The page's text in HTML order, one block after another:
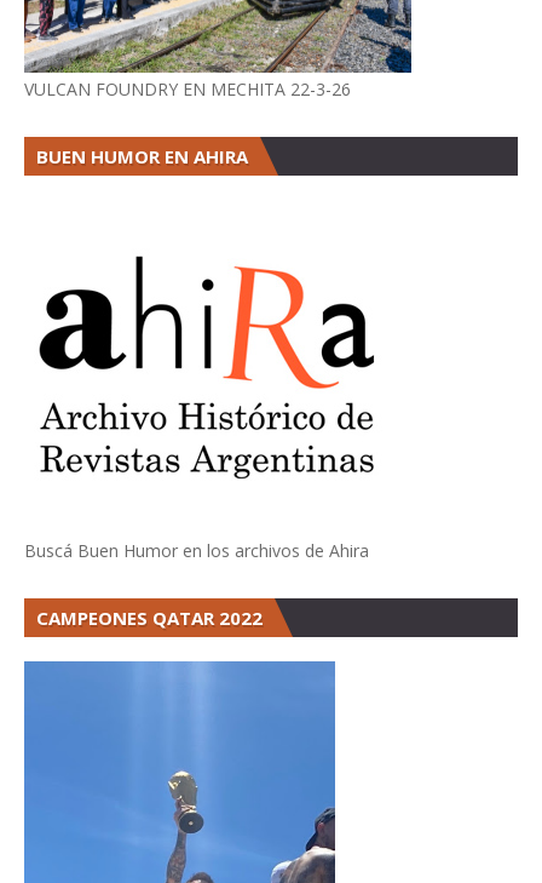
VULCAN FOUNDRY EN MECHITA 22-3-26
BUEN HUMOR EN AHIRA
Buscá Buen Humor en los archivos de Ahira
CAMPEONES QATAR 2022